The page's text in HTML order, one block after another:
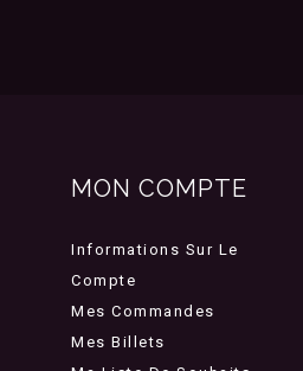
MON COMPTE
Informations Sur Le
Compte
Mes Commandes
Mes Billets